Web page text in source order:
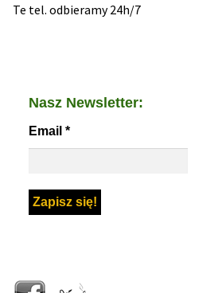
Te tel. odbieramy 24h/7
Nasz Newsletter:
Email *